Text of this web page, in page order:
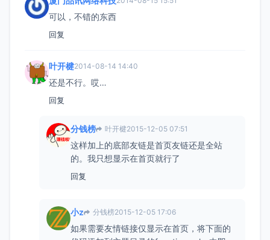
可以，不错的东西
回复
叶开楗2014-08-14 14:40
还是不行。哎…
回复
分钱榜 叶开楗2015-12-05 07:51
这样加上的底部友链是首页友链还是全站
的。我只想显示在首页就行了
回复
小z 分钱榜2015-12-05 17:06
如果需要友情链接仅显示在首页，将下面的